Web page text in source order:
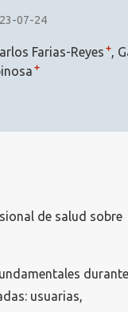
07-24
Farias-Reyes +
+
de salud sobre
durante
usuarias,